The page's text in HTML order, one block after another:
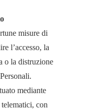
misure di
l’accesso, la
o la distruzione
mediante
con